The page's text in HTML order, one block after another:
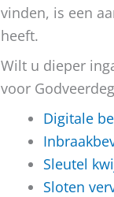
vinden, is een
heeft.
Wilt u dieper
voor
Digitale
Sleutel
Sloten